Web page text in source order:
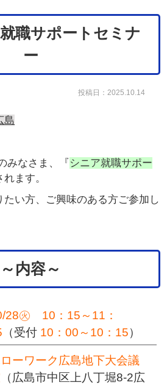
職サポートセミナ
ー
投稿日：2025.10.14
島
みなさま、『 シニア就職サポー
ます。
たい方、ご興味のある方ご参加し
～内容～
28㊋ 10：15～11：
（受付10：00～10：15）
ーワーク広島地下大会議
（広島市中区上八丁堀8-2広